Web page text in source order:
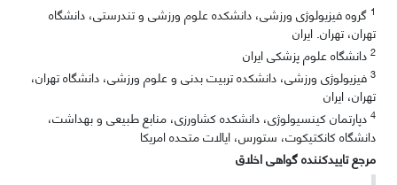
1 گروه فیزیولوژی ورزشی، دانشکده علوم ورزشی و تندرستی، دانشگاه
تهران، تهران. ایران
2 دانشگاه علوم پزشکی ایران
3 فیزیولوژی ورزشی، دانشکده تربیت بدنی و علوم ورزشی، دانشگاه تهران،
تهران، ایران
4 دپارتمان کینسیولوژی، دانشکده کشاورزی، منابع طبیعی و بهداشت،
دانشگاه کانکتیکوت، ستورس، ایالات متحده امریکا
مرجع تاییدکننده گواهی اخلاق